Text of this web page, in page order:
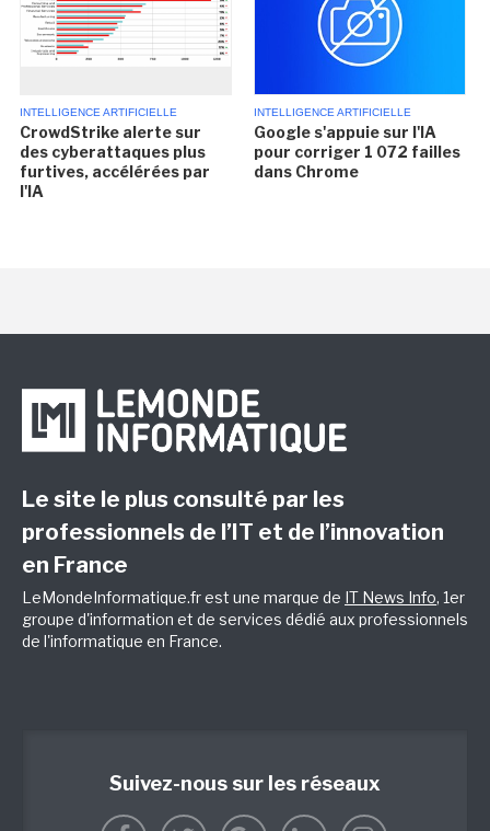
INTELLIGENCE ARTIFICIELLE
CrowdStrike alerte sur
des cyberattaques plus
furtives, accélérées par
l'IA
INTELLIGENCE ARTIFICIELLE
Google s'appuie sur l'IA
pour corriger 1 072 failles
dans Chrome
Le site le plus consulté par les
professionnels de l’IT et de l’innovation
en France
LeMondeInformatique.fr est une marque de IT News Info, 1er
groupe d'information et de services dédié aux professionnels
de l'informatique en France.
Suivez-nous sur les réseaux